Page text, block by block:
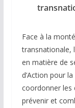
Face à la
transnationale,
en matière de
d’Action pour
coordonner les
prévenir et